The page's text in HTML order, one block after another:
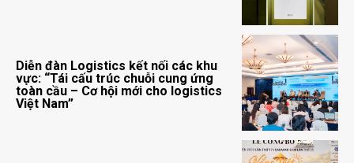
Diễn đàn Logistics kết nối các khu
vực: “Tái cấu trúc chuỗi cung ứng
toàn cầu – Cơ hội mới cho logistics
Việt Nam”